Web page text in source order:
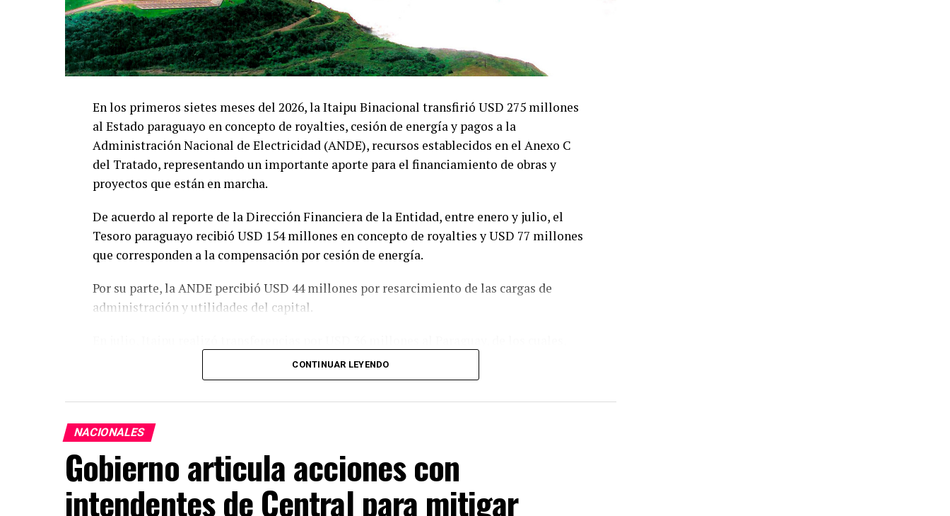
En los primeros sietes meses del 2026, la Itaipu Binacional transfirió USD 275 millones
al Estado paraguayo en concepto de royalties, cesión de energía y pagos a la
Administración Nacional de Electricidad (ANDE), recursos establecidos en el Anexo C
del Tratado, representando un importante aporte para el financiamiento de obras y
proyectos que están en marcha.
De acuerdo al reporte de la Dirección Financiera de la Entidad, entre enero y julio, el
Tesoro paraguayo recibió USD 154 millones en concepto de royalties y USD 77 millones
que corresponden a la compensación por cesión de energía.
Por su parte, la ANDE percibió USD 44 millones por resarcimiento de las cargas de
administración y utilidades del capital.
USD 22 millones correspondieron a royalties, USD 12 millones a compensación por
cesión de energía y USD 1,7 millones destinados a la ANDE en concepto de
resarcimiento.
Con este último desembolso, las transferencias realizadas al Estado paraguayo
Recursos que representan un apoyo clave para el desarrollo económico, social
y energético del país
CONTINUAR LEYENDO
NACIONALES
Gobierno articula acciones con
intendentes de Central para mitigar